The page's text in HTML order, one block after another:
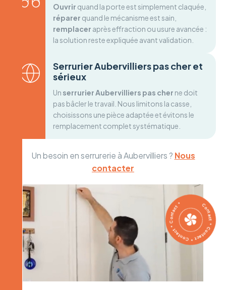
Contact * Contact * Contact * Contact *
Ouvrir quand la porte est simplement claquée,
réparer quand le mécanisme est sain,
remplacer après effraction ou usure avancée :
la solution reste expliquée avant validation.
Serrurier Aubervilliers pas cher et
sérieux
Un serrurier Aubervilliers pas cher ne doit
pas bâcler le travail. Nous limitons la casse,
choisissons une pièce adaptée et évitons le
remplacement complet systématique.
Un besoin en serrurerie à Aubervilliers ? Nous
contacter